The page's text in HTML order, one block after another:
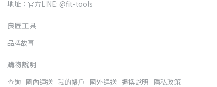
地址：官方LINE: @fit-tools
良匠工具
品牌故事
購物說明
查詢 國內運送 我的帳戶 國外運送 退換說明 隱私政策